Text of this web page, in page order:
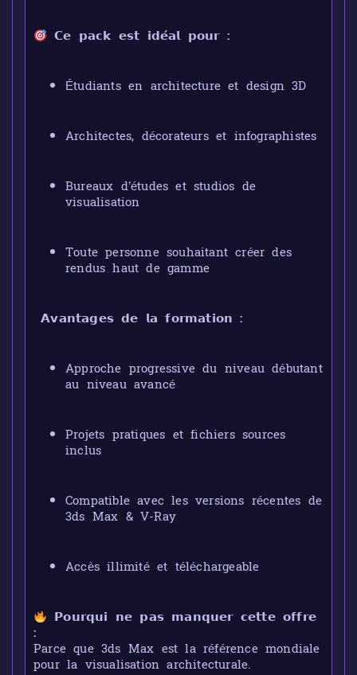
𝗖𝗲 𝗽𝗮𝗰𝗸 𝗲𝘀𝘁 𝗶𝗱𝗲́𝗮𝗹 𝗽𝗼𝘂𝗿 :
Étudiants en architecture et design 3D
Architectes, décorateurs et infographistes
Bureaux d’études et studios de
visualisation
Toute personne souhaitant créer des
rendus haut de gamme
𝗔𝘃𝗮𝗻𝘁𝗮𝗴𝗲𝘀 𝗱𝗲 𝗹𝗮 𝗳𝗼𝗿𝗺𝗮𝘁𝗶𝗼𝗻 :
Approche progressive du niveau débutant
au niveau avancé
Projets pratiques et fichiers sources
inclus
Compatible avec les versions récentes de
3ds Max & V-Ray
Accès illimité et téléchargeable
𝗣𝗼𝘂𝗿𝗾𝘂𝗶 𝗻𝗲 𝗽𝗮𝘀 𝗺𝗮𝗻𝗾𝘂𝗲𝗿 𝗰𝗲𝘁𝘁𝗲 𝗼𝗳𝗳𝗿𝗲
:
Parce que 3ds Max est la référence mondiale
pour la visualisation architecturale.